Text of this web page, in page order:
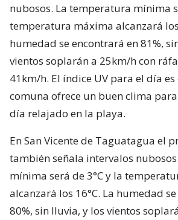
nubosos. La temperatura mínima
temperatura máxima alcanzará los
humedad se encontrará en 81%,
vientos soplarán a 25km/h con
41km/h. El índice UV para el día es
comuna ofrece un buen clima
día relajado en la playa.
En San Vicente de Taguatagua el
también señala intervalos
mínima será de 3°C y la
alcanzará los 16°C. La humedad
80%, sin lluvia, y los vientos